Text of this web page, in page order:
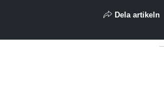
Dela artikeln